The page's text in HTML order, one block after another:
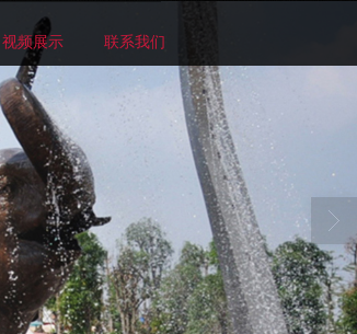
视频展示 联系我们